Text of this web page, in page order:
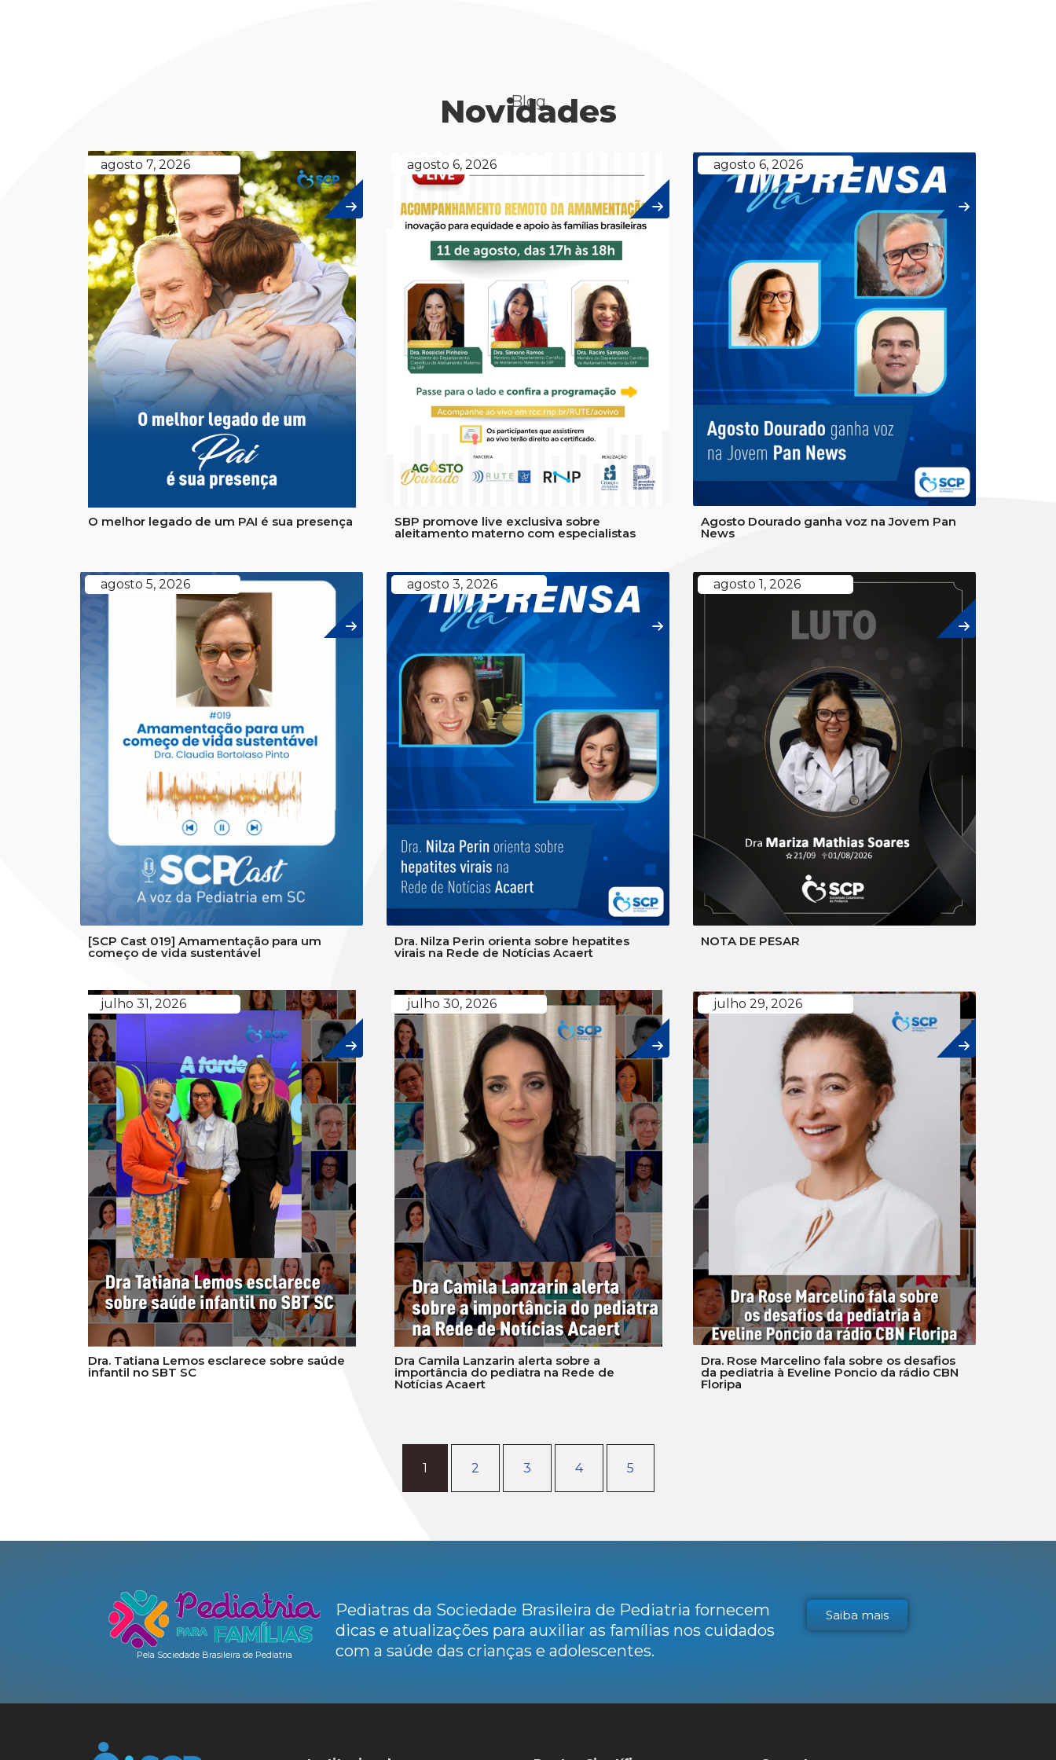
Blog
Novidades
agosto 7, 2026
O melhor legado de um PAI é sua presença
agosto 6, 2026
SBP promove live exclusiva sobre
aleitamento materno com especialistas
agosto 6, 2026
Agosto Dourado ganha voz na Jovem Pan
News
agosto 5, 2026
[SCP Cast 019] Amamentação para um
começo de vida sustentável
agosto 3, 2026
Dra. Nilza Perin orienta sobre hepatites
virais na Rede de Notícias Acaert
agosto 1, 2026
NOTA DE PESAR
julho 31, 2026
Dra. Tatiana Lemos esclarece sobre saúde
infantil no SBT SC
julho 30, 2026
Dra Camila Lanzarin alerta sobre a
importância do pediatra na Rede de
Notícias Acaert
julho 29, 2026
Dra. Rose Marcelino fala sobre os desafios
da pediatria à Eveline Poncio da rádio CBN
Floripa
1 2 3 4 5
Pela Sociedade Brasileira de Pediatria
Pediatras da Sociedade Brasileira de Pediatria fornecem
dicas e atualizações para auxiliar as famílias nos cuidados
com a saúde das crianças e adolescentes.
Saiba mais